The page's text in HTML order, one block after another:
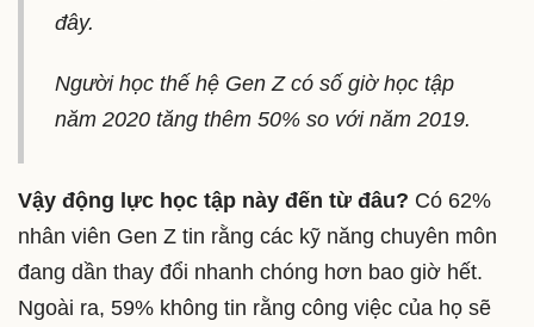
đây.
Người học thế hệ Gen Z có số giờ học tập
năm 2020 tăng thêm 50% so với năm 2019.
Vậy động lực học tập này đến từ đâu? Có 62%
nhân viên Gen Z tin rằng các kỹ năng chuyên môn
đang dần thay đổi nhanh chóng hơn bao giờ hết.
Ngoài ra, 59% không tin rằng công việc của họ sẽ